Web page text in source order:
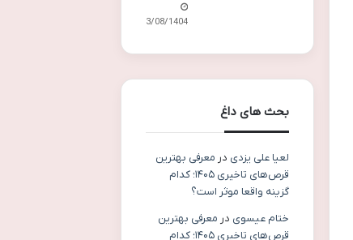
13/08/1404
بحث های داغ
لعیا علی یزدی در معرفی بهترین
قرص‌های تاخیری ۱۴۰۵؛ کدام
گزینه واقعا موثر است؟
ختام عیسوی در معرفی بهترین
قرص‌های تاخیری ۱۴۰۵؛ کدام